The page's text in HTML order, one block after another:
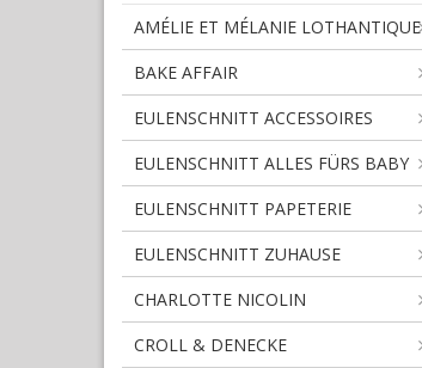
AMÉLIE ET MÉLANIE LOTHANTIQUE
BAKE AFFAIR
EULENSCHNITT ACCESSOIRES
EULENSCHNITT ALLES FÜRS BABY
EULENSCHNITT PAPETERIE
EULENSCHNITT ZUHAUSE
CHARLOTTE NICOLIN
CROLL & DENECKE